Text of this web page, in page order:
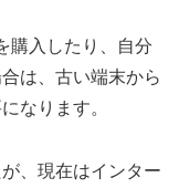
購入したり、自分
は、古い端末から
なります。
、現在はインター